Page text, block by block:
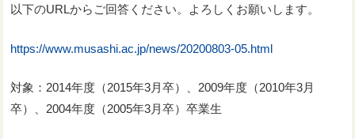
以下のURLからご回答ください。よろしくお願いします。
https://www.musashi.ac.jp/news/20200803-05.html
対象：2014年度（2015年3月卒）、2009年度（2010年3月
卒）、2004年度（2005年3月卒）卒業生